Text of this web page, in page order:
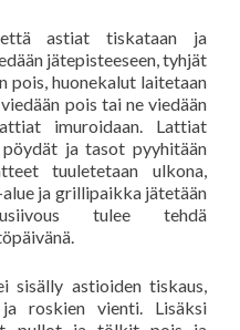
että astiat tiskataan ja
jätepisteeseen, tyhjät
pois, huonekalut laitetaan
pois tai ne viedään
imuroidaan. Lattiat
ja tasot pyyhitään
tuuletetaan ulkona,
alue ja grillipaikka jätetään
tulee tehdä
sisälly astioiden tiskaus,
roskien vienti. Lisäksi